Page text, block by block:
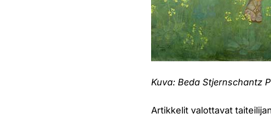
Kuva: Beda Stjernschantz
Artikkelit valottavat